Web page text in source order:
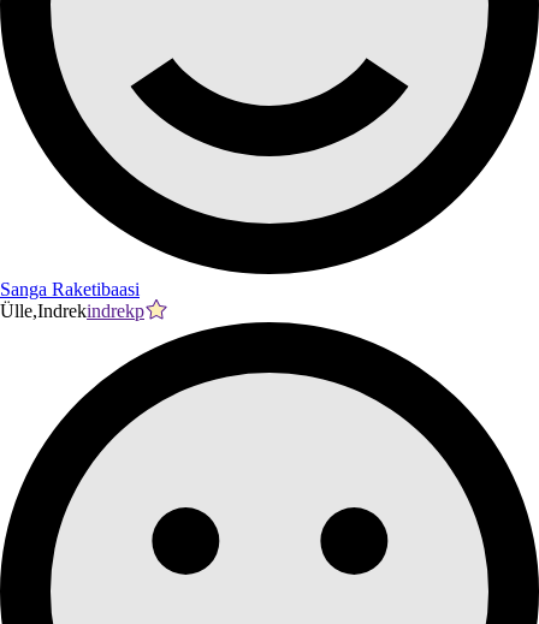
Sanga Raketibaasi
Ülle,Indrekindrekp